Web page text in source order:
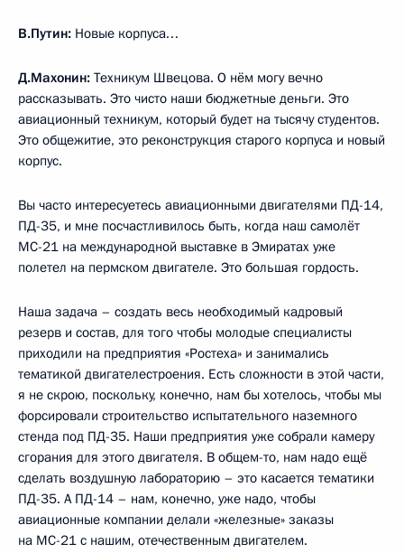
В.Путин: Новые корпуса…
Д.Махонин: Техникум Швецова. О нём могу вечно
рассказывать. Это чисто наши бюджетные деньги. Это
авиационный техникум, который будет на тысячу студентов.
Это общежитие, это реконструкция старого корпуса и новый
корпус.
Вы часто интересуетесь авиационными двигателями ПД-14,
ПД-35, и мне посчастливилось быть, когда наш самолёт
МС-21 на международной выставке в Эмиратах уже
полетел на пермском двигателе. Это большая гордость.
Наша задача – создать весь необходимый кадровый
резерв и состав, для того чтобы молодые специалисты
приходили на предприятия «Ростеха» и занимались
тематикой двигателестроения. Есть сложности в этой части,
я не скрою, поскольку, конечно, нам бы хотелось, чтобы мы
форсировали строительство испытательного наземного
стенда под ПД-35. Наши предприятия уже собрали камеру
сгорания для этого двигателя. В общем-то, нам надо ещё
сделать воздушную лабораторию – это касается тематики
ПД-35. А ПД-14 – нам, конечно, уже надо, чтобы
авиационные компании делали «железные» заказы
на МС-21 с нашим, отечественным двигателем.